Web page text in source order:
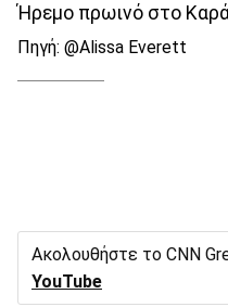
Ήρεμο πρωινό στο
Πηγή: @Alissa Everett
Ακολουθήστε το CNN
YouTube